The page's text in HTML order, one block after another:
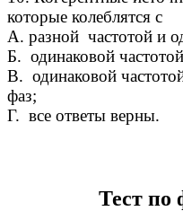
которые колеблятся с
А. разной частотой и
Б. одинаковой
В. одинаковой
фаз;
Г. все ответы верны.
Тест по